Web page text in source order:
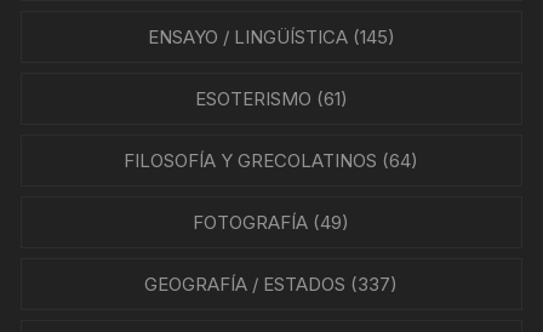
ENSAYO / LINGÜÍSTICA(145)
ESOTERISMO (61)
FILOSOFÍA Y GRECOLATINOS (64)
FOTOGRAFÍA (49)
GEOGRAFÍA / ESTADOS (337)